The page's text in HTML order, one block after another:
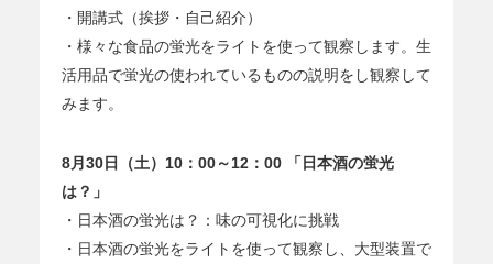
・開講式（挨拶・自己紹介）
・様々な食品の蛍光をライトを使って観察します。生
活用品で蛍光の使われているものの説明をし観察して
みます。
8月30日（土）10：00～12：00 「日本酒の蛍光
は？」
・日本酒の蛍光は？：味の可視化に挑戦
・日本酒の蛍光をライトを使って観察し、大型装置で